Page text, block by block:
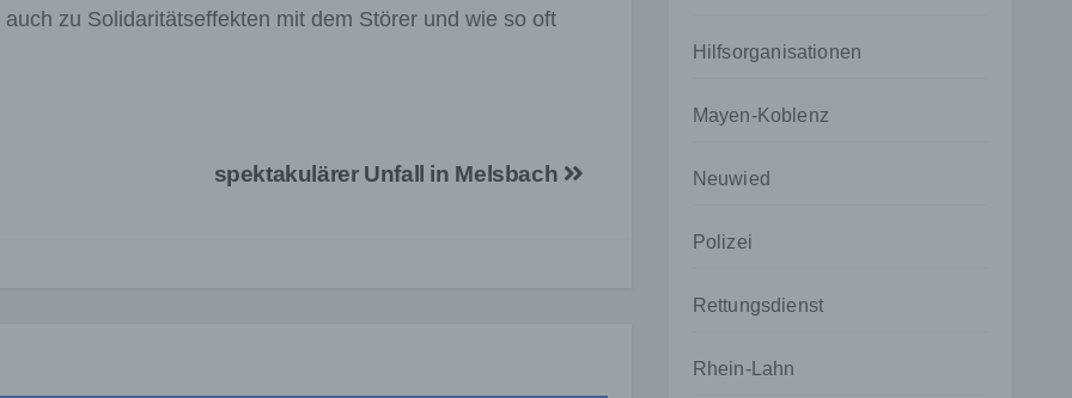
zu Solidaritätseffekten mit dem Störer und wie so oft
spektakulärer Unfall in Melsbach
Hilfsorganisationen
Mayen-Koblenz
Neuwied
Polizei
Rettungsdienst
Rhein-Lahn